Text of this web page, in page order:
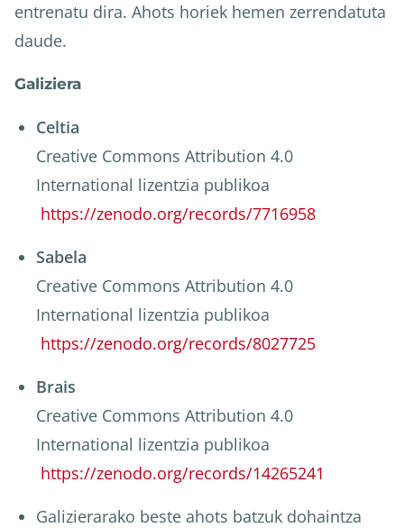
entrenatu dira. Ahots horiek hemen zerrendatuta
daude.
Galiziera
Celtia
Creative Commons Attribution 4.0
International lizentzia publikoa
https://zenodo.org/records/7716958
Sabela
Creative Commons Attribution 4.0
International lizentzia publikoa
https://zenodo.org/records/8027725
Brais
Creative Commons Attribution 4.0
International lizentzia publikoa
https://zenodo.org/records/14265241
Galizierarako beste ahots batzuk dohaintza